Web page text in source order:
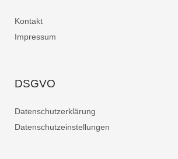
Kontakt
Impressum
DSGVO
Datenschutzerklärung
Datenschutzeinstellungen